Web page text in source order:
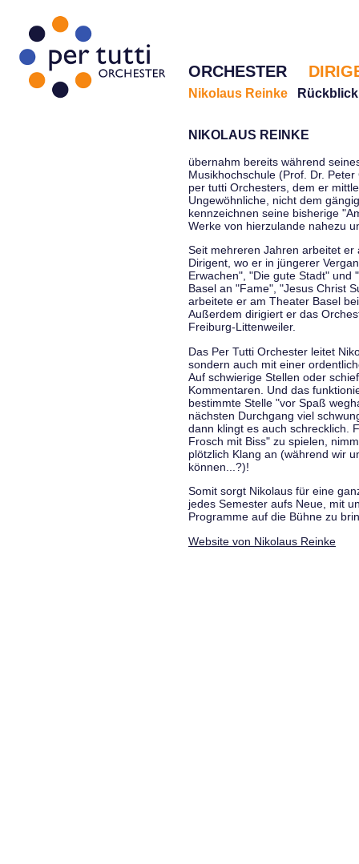
ORCHESTER
Nikolaus Reinke Rückblick
NIKOLAUS REINKE
übernahm bereits während
Musikhochschule (Prof. Dr.
per tutti Orchesters, dem er
Ungewöhnliche, nicht dem
kennzeichnen seine bisherige
Werke von hierzulande nahezu
Seit mehreren Jahren arbeitet
Dirigent, wo er in jüngerer
Erwachen", "Die gute Stadt" und
Basel an "Fame", "Jesus Christ
arbeitete er am Theater Basel
Außerdem dirigiert er das
Freiburg-Littenweiler.
Das Per Tutti Orchester leitet
sondern auch mit einer
Auf schwierige Stellen oder
Kommentaren. Und das
bestimmte Stelle "vor Spaß
nächsten Durchgang viel
dann klingt es auch schrecklich.
Frosch mit Biss" zu spielen,
plötzlich Klang an (während wir
können...?)!
Somit sorgt Nikolaus für eine
jedes Semester aufs Neue, mit
Programme auf die Bühne zu
Website von Nikolaus Reinke